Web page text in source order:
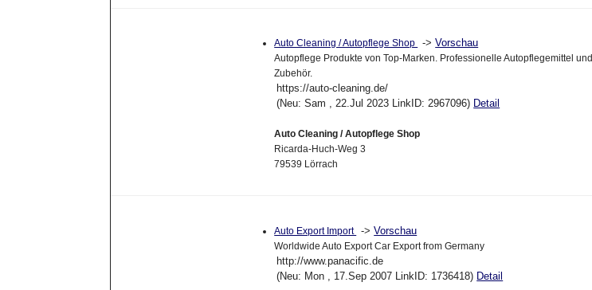
Auto Cleaning / Autopflege Shop ->Vorschau
Autopflege Produkte von Top-Marken. Professionelle Autopflegemittel und
Zubehör.
https://auto-cleaning.de/
(Neu: Sam , 22.Jul 2023 LinkID: 2967096) Detail
Auto Cleaning / Autopflege Shop
Ricarda-Huch-Weg 3
79539 Lörrach
Auto Export Import ->Vorschau
Worldwide Auto Export Car Export from Germany
http://www.panacific.de
(Neu: Mon , 17.Sep 2007 LinkID: 1736418) Detail